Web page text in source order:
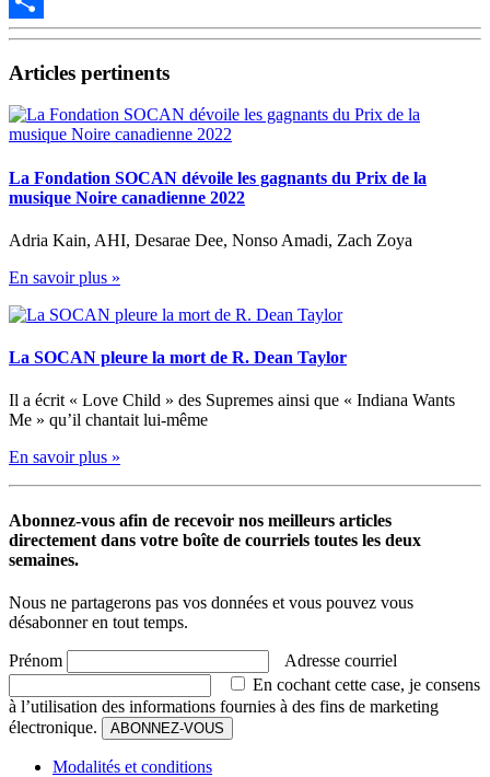
Partager
Articles pertinents
La Fondation SOCAN dévoile les gagnants du Prix de la
musique Noire canadienne 2022
Adria Kain, AHI, Desarae Dee, Nonso Amadi, Zach Zoya
En savoir plus »
La SOCAN pleure la mort de R. Dean Taylor
Il a écrit « Love Child » des Supremes ainsi que « Indiana Wants
Me » qu’il chantait lui-même
En savoir plus »
Abonnez-vous afin de recevoir nos meilleurs articles
directement dans votre boîte de courriels toutes les deux
semaines.
Nous ne partagerons pas vos données et vous pouvez vous
désabonner en tout temps.
Prénom
Adresse courriel
En cochant cette case, je consens
à l’utilisation des informations fournies à des fins de marketing
électronique.
ABONNEZ-VOUS
Modalités et conditions